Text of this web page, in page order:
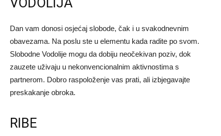
VODOLIJA
Dan vam donosi osjećaj slobode, čak i u svakodnevnim
obavezama. Na poslu ste u elementu kada radite po svom.
Slobodne Vodolije mogu da dobiju neočekivan poziv, dok
zauzete uživaju u nekonvencionalnim aktivnostima s
partnerom. Dobro raspoloženje vas prati, ali izbjegavajte
preskakanje obroka.
RIBE